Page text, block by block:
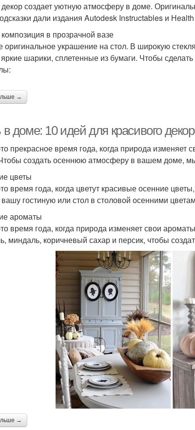
создает уютную атмосферу в доме.
дали издания Autodesk Instructables и
в прозрачной вазе
оригинальное украшение на стол. В широкую
шарики, сплетенные из бумаги. Чтобы
→
доме: 10 идей для красивого декор
прекрасное время года, когда природа изменяет
создать осеннюю атмосферу в вашем доме,
цветы
время года, когда цветут красивые осенние
вашу гостиную или стол в столовой осенними
ароматы
время года, когда природа изменяет свои
миндаль, коричневый сахар и персик, чтобы
→